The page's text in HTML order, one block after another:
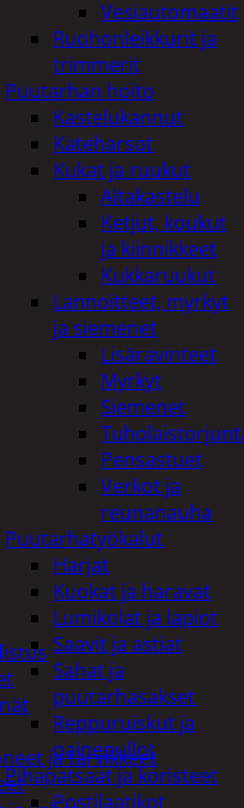
Vesiautomaatit
Ruohonleikkurit ja
trimmerit
Puutarhan hoito
Kastelukannut
Kateharsot
Kukat ja ruukut
Altakastelu
Ketjut, koukut
ja kiinnikkeet
Kukkaruukut
Lannoitteet, myrkyt
ja siemenet
Lisäravinteet
Myrkyt
Siemenet
Pensastuet
Verkot ja
reunanauha
Puutarhatyökalut
Harjat
Kuokat ja haravat
Lumikolat ja lapiot
Saavit ja astiat
Sahat ja
puutarhasakset
Reppuruiskut ja
painepullot
Pihapatsaat ja koristeet
Postilaatikot
ja tarvikkeet